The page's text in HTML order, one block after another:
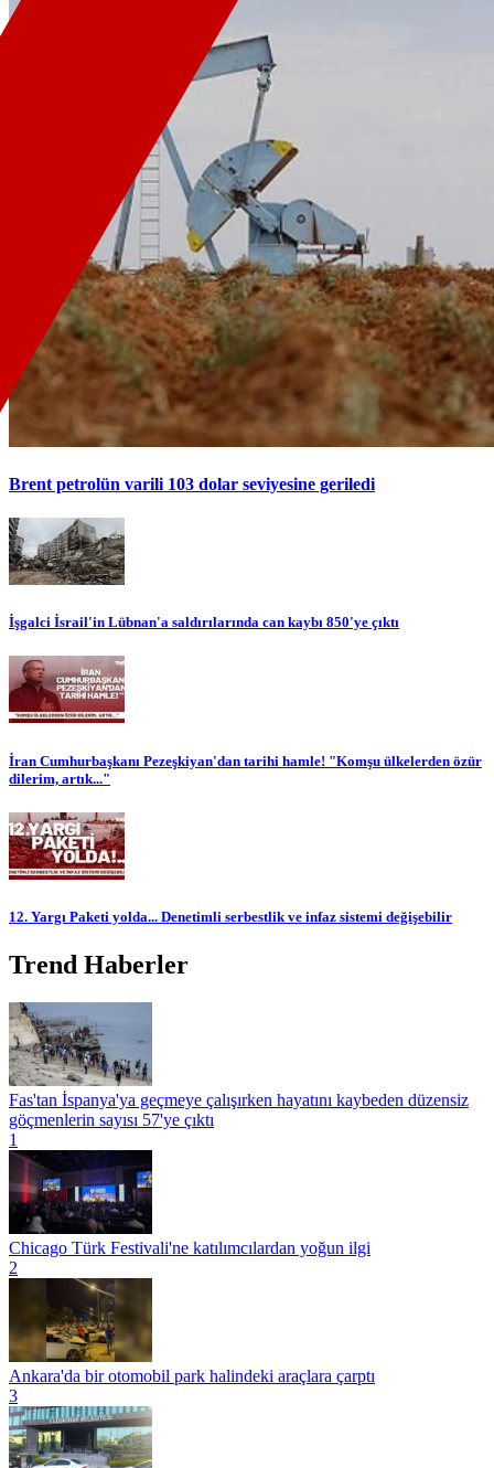
Brent petrolün varili 103 dolar seviyesine geriledi
İşgalci İsrail'in Lübnan'a saldırılarında can kaybı 850'ye çıktı
İran Cumhurbaşkanı Pezeşkiyan'dan tarihi hamle! "Komşu ülkelerden özür
dilerim, artık..."
12. Yargı Paketi yolda... Denetimli serbestlik ve infaz sistemi değişebilir
Trend Haberler
Fas'tan İspanya'ya geçmeye çalışırken hayatını kaybeden düzensiz
göçmenlerin sayısı 57'ye çıktı
1
Chicago Türk Festivali'ne katılımcılardan yoğun ilgi
2
Ankara'da bir otomobil park halindeki araçlara çarptı
3